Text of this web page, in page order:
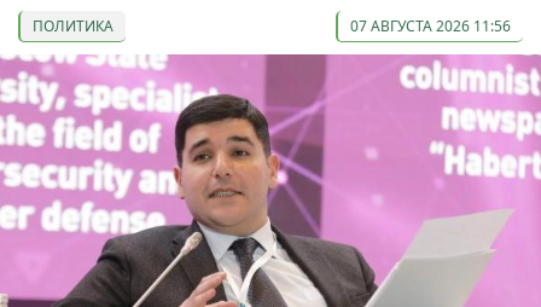
ПОЛИТИКА 07 АВГУСТА 2026 11:56